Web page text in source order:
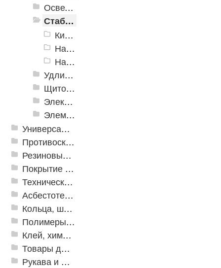
Осветительное оборудование
Стабилизаторы напряжения
Кипятильники
Навесные стабилизаторы
Напольные стабилизаторы
Удлинители электрические
Щитовое оборудование
Электроустановочные изделия
Элементы питания и зарядные устройства
Универсальные модульные покрытия
Противоскользящая защита для лестниц, профили, ленты
Резиновые и ПВХ дорожки
Покрытие из резиновой крошки
Техническая резина
Асбестотехнические и теплоизоляционные материалы
Кольца, шайбы, манжеты
Полимеры и пластики
Клей, химия, сопутствующие товары
Товары для дома
Рукава и шланги промышленные